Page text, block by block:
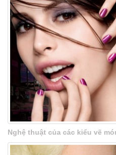
Nghệ thuật của các kiểu vẽ